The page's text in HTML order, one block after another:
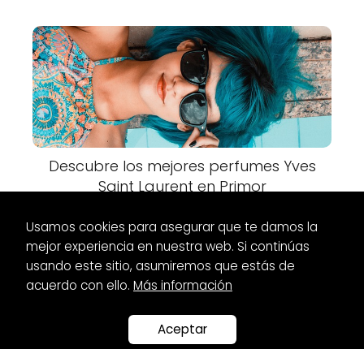
Descubre los mejores perfumes Yves
Saint Laurent en Primor
Descubre los irresistibles perfumes
musk de Adolfo Domínguez
Usamos cookies para asegurar que te damos la
mejor experiencia en nuestra web. Si continúas
usando este sitio, asumiremos que estás de
acuerdo con ello. Más información
Aceptar